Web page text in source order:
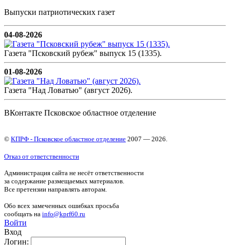
Выпуски патриотических газет
04-08-2026
Газета "Псковский рубеж" выпуск 15 (1335).
01-08-2026
Газета "Над Ловатью" (август 2026).
ВКонтакте Псковское областное отделение
© КПРФ - Псковское областное отделение 2007 — 2026.
Отказ от ответственности
Администрация сайта не несёт ответственности
за содержание размещаемых материалов.
Все претензии направлять авторам.
Обо всех замеченных ошибках просьба
сообщать на info@kprf60.ru
Войти
Вход
Логин: